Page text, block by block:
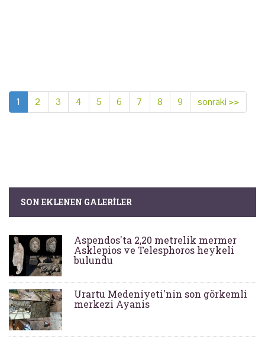
1 2 3 4 5 6 7 8 9 sonraki >>
SON EKLENEN GALERILER
Aspendos'ta 2,20 metrelik mermer
Asklepios ve Telesphoros heykeli
bulundu
Urartu Medeniyeti'nin son görkemli
merkezi Ayanis